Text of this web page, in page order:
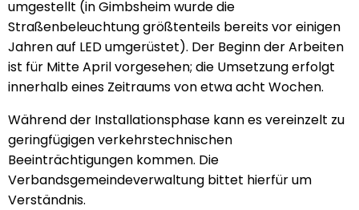
umgestellt (in Gimbsheim wurde die
Straßenbeleuchtung größtenteils bereits vor einigen
Jahren auf LED umgerüstet). Der Beginn der Arbeiten
ist für Mitte April vorgesehen; die Umsetzung erfolgt
innerhalb eines Zeitraums von etwa acht Wochen.
Während der Installationsphase kann es vereinzelt zu
geringfügigen verkehrstechnischen
Beeinträchtigungen kommen. Die
Verbandsgemeindeverwaltung bittet hierfür um
Verständnis.